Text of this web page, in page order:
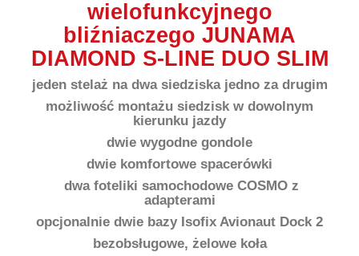
wielofunkcyjnego
bliźniaczego JUNAMA
DIAMOND S-LINE DUO SLIM
jeden stelaż na dwa siedziska jedno za drugim
możliwość montażu siedzisk w dowolnym
kierunku jazdy
dwie wygodne gondole
dwie komfortowe spacerówki
dwa foteliki samochodowe COSMO z
adapterami
opcjonalnie dwie bazy Isofix Avionaut Dock 2
bezobsługowe, żelowe koła